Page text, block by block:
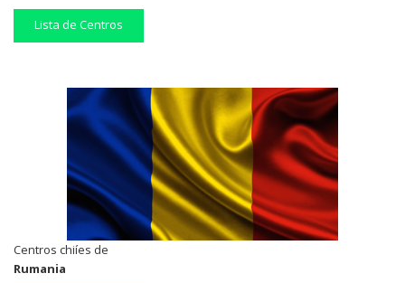
Lista de Centros
Centros chiíes de
Rumania